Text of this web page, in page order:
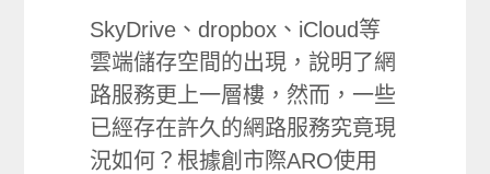
SkyDrive、dropbox、iCloud等
雲端儲存空間的出現，說明了網
路服務更上一層樓，然而，一些
已經存在許久的網路服務究竟現
況如何？根據創市際ARO使用